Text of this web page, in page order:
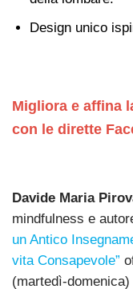
Design unico
Migliora e affina
con le dirette
Davide Maria
mindfulness e
un Antico
vita Consapevole”
(martedì-